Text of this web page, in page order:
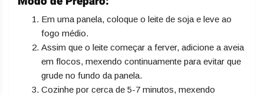
Em uma panela, coloque o leite de soja e leve ao
fogo médio.
Assim que o leite começar a ferver, adicione a aveia
em flocos, mexendo continuamente para evitar que
grude no fundo da panela.
Cozinhe por cerca de 5-7 minutos, mexendo